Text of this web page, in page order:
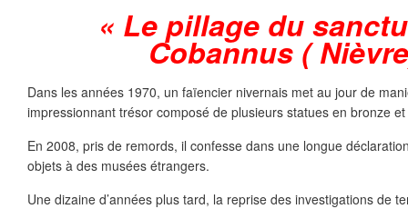
« Le pillage du
Cobannus (
Dans les années 1970, un faïencier nivernais met au jour de
impressionnant trésor composé de plusieurs statues en bronze
En 2008, pris de remords, il confesse dans une longue
objets à des musées étrangers.
Une dizaine d’années plus tard, la reprise des investigations de